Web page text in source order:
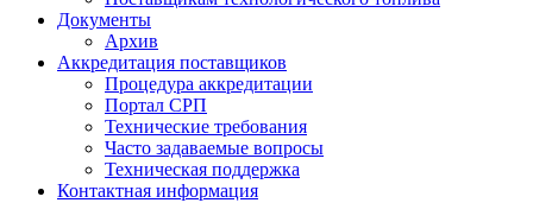
Документы
Архив
Аккредитация поставщиков
Процедура аккредитации
Портал СРП
Технические требования
Часто задаваемые вопросы
Техническая поддержка
Контактная информация